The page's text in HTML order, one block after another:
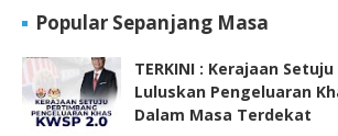
Popular Sepanjang Masa
TERKINI : Kerajaan
Luluskan Pengeluaran
Dalam Masa Terdekat